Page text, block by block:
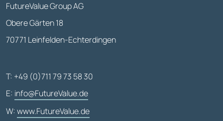
FutureValue Group AG
Obere Gärten 18
70771 Leinfelden-Echterdingen
T: +49 (0)711 79 73 58 30
E: info@FutureValue.de
W: www.FutureValue.de